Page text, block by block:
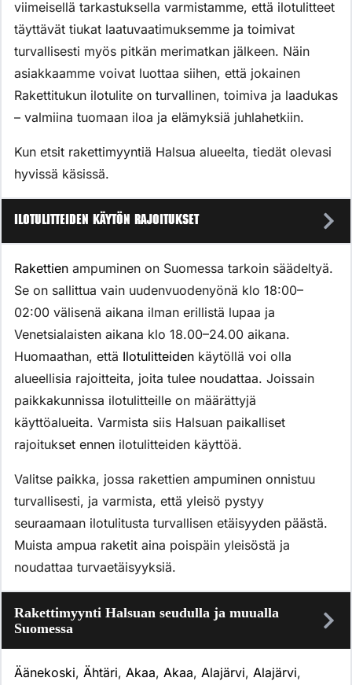
viimeisellä tarkastuksella varmistamme, että ilotulitteet
täyttävät tiukat laatuvaatimuksemme ja toimivat
turvallisesti myös pitkän merimatkan jälkeen. Näin
asiakkaamme voivat luottaa siihen, että jokainen
Rakettitukun ilotulite on turvallinen, toimiva ja laadukas
– valmiina tuomaan iloa ja elämyksiä juhlahetkiin.
Kun etsit rakettimyyntiä Halsua alueelta, tiedät olevasi
hyvissä käsissä.
Ilotulitteiden käytön rajoitukset
Rakettien ampuminen on Suomessa tarkoin säädeltyä.
Se on sallittua vain uudenvuodenyönä klo 18:00–
02:00 välisenä aikana ilman erillistä lupaa ja
Venetsialaisten aikana klo 18.00–24.00 aikana.
Huomaathan, että Ilotulitteiden käytöllä voi olla
alueellisia rajoitteita, joita tulee noudattaa. Joissain
paikkakunnissa ilotulitteille on määrättyjä
käyttöalueita. Varmista siis Halsuan paikalliset
rajoitukset ennen ilotulitteiden käyttöä.
Valitse paikka, jossa rakettien ampuminen onnistuu
turvallisesti, ja varmista, että yleisö pystyy
seuraamaan ilotulitusta turvallisen etäisyyden päästä.
Muista ampua raketit aina poispäin yleisöstä ja
noudattaa turvaetäisyyksiä.
Rakettimyynti Halsuan seudulla ja muualla
Suomessa
Äänekoski, Ähtäri, Akaa, Akaa, Alajärvi, Alajärvi,